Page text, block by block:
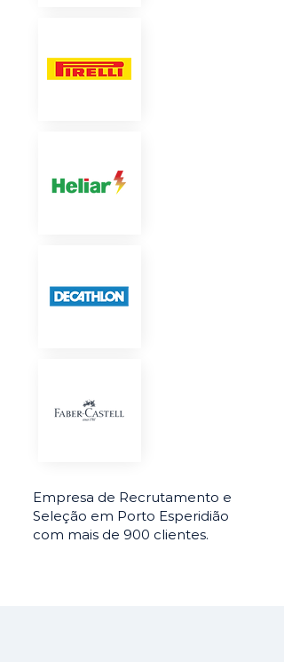
Empresa de Recrutamento e
Seleção em Porto Esperidião
com mais de 900 clientes.